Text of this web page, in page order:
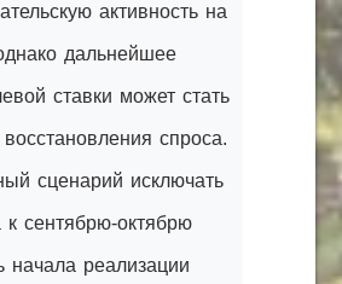
активность на
дальнейшее
ставки может стать
спроса.
сценарий исключать
к сентябрю-октябрю
начала реализации